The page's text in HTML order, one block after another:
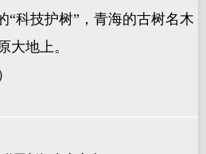
“科技护树”，青海的古树名木
大地上。